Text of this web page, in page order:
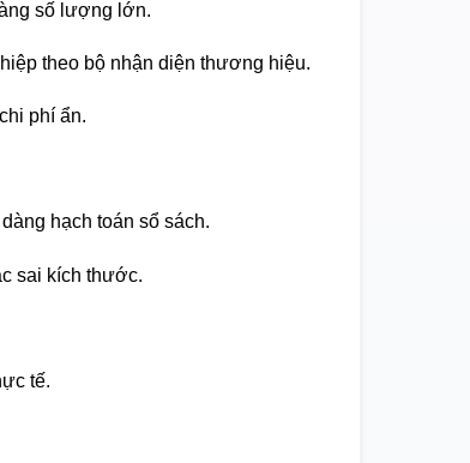
số lượng lớn.
theo bộ nhận diện thương hiệu.
phí ẩn.
hạch toán sổ sách.
sai kích thước.
tế.